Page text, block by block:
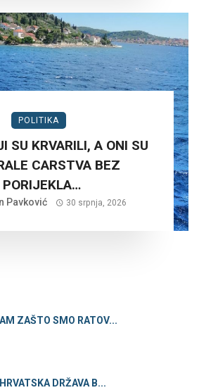
POLITIKA
SU KRVARILI, A ONI SU
CARSTVA BEZ
PORIJEKLA…
Pavković 30 srpnja, 2026
ZAŠTO SMO RATOV...
DRŽAVA B...